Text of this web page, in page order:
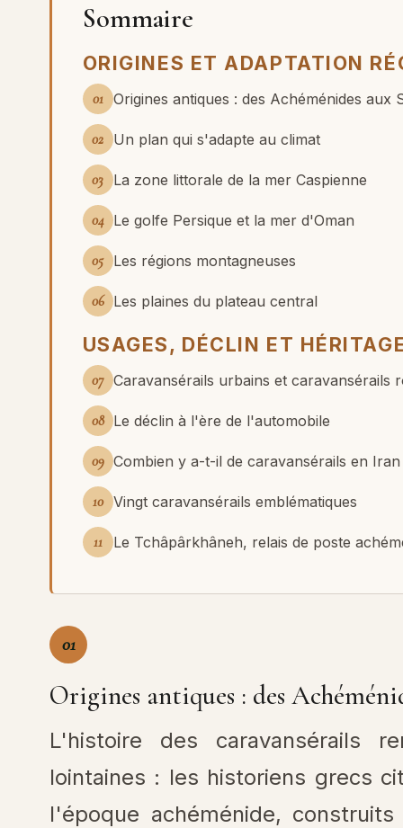
Sommaire
ORIGINES ET ADAPTATION
01 Origines antiques : des Achéménides aux
02 Un plan qui s'adapte au climat
03 La zone littorale de la mer Caspienne
04 Le golfe Persique et la mer d'Oman
05 Les régions montagneuses
06 Les plaines du plateau central
USAGES, DÉCLIN ET
07 Caravansérails urbains et caravansérails
08 Le déclin à l'ère de l'automobile
09 Combien y a-t-il de caravansérails en Iran
10 Vingt caravansérails emblématiques
11 Le Tchâpârkhâneh, relais de poste
01
Origines antiques : des
L'histoire des caravansérails
lointaines : les historiens grecs
l'époque achéménide,